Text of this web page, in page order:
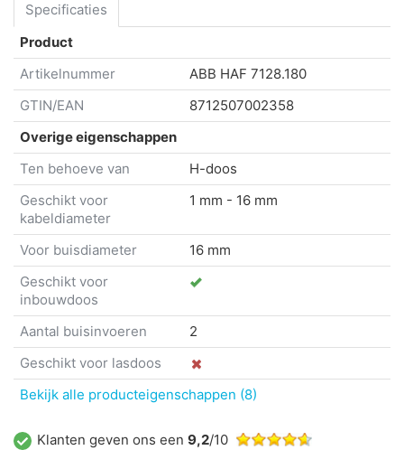
Specificaties
Product
Artikelnummer
ABB HAF 7128.180
GTIN/EAN
8712507002358
Overige eigenschappen
Ten behoeve van
H-doos
Geschikt voor
kabeldiameter
1 mm - 16 mm
Voor buisdiameter
16 mm
Geschikt voor
inbouwdoos
Aantal buisinvoeren
2
Geschikt voor lasdoos
Bekijk alle producteigenschappen (8)
Klanten geven ons een 9,2/10